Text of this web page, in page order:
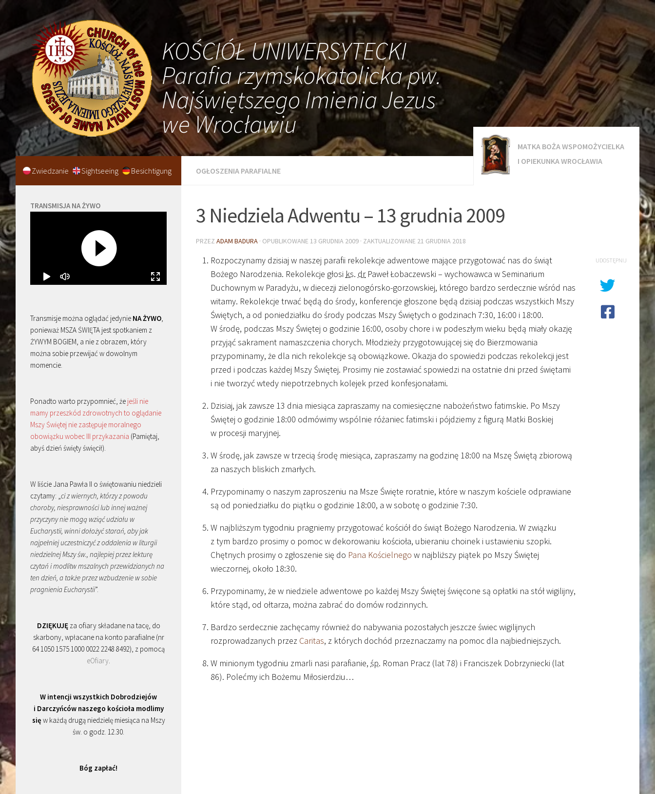
KOŚCIÓŁ UNIWERSYTECKI
Parafia rzymskokatolicka pw.
Najświętszego Imienia Jezus
we Wrocławiu
OGŁOSZENIA PARAFIALNE
MATKA BOŻA WSPOMOŻYCIELKA
I OPIEKUNKA WROCŁAWIA
3 Niedziela Adwentu – 13 grudnia 2009
PRZEZ ADAM BADURA · OPUBLIKOWANE 13 GRUDNIA 2009 · ZAKTUALIZOWANE 21 GRUDNIA 2018
Rozpoczynamy dzisiaj w naszej parafii rekolekcje adwentowe mające przygotować nas do świąt
Bożego Narodzenia. Rekolekcje głosi ks. drPaweł Łobaczewski – wychowawca w Seminarium
Duchownym w Paradyżu, w diecezji zielonogórsko-gorzowskiej, którego bardzo serdecznie wśród nas
witamy. Rekolekcje trwać będą do środy, konferencje głoszone będą dzisiaj podczas wszystkich Mszy
Świętych, a od poniedziałku do środy podczas Mszy Świętych o godzinach 7:30, 16:00 i 18:00.
W środę, podczas Mszy Świętej o godzinie 16:00, osoby chore i w podeszłym wieku będą miały okazję
przyjąć sakrament namaszczenia chorych. Młodzieży przygotowującej się do Bierzmowania
przypominamy, że dla nich rekolekcje są obowiązkowe. Okazja do spowiedzi podczas rekolekcji jest
przed i podczas każdej Mszy Świętej. Prosimy nie zostawiać spowiedzi na ostatnie dni przed świętami
i nie tworzyć wtedy niepotrzebnych kolejek przed konfesjonałami.
Dzisiaj, jak zawsze 13 dnia miesiąca zapraszamy na comiesięczne nabożeństwo fatimskie. Po Mszy
Świętej o godzinie 18:00 odmówimy wspólnie różaniec fatimski i pójdziemy z figurą Matki Boskiej
w procesji maryjnej.
W środę, jak zawsze w trzecią środę miesiąca, zapraszamy na godzinę 18:00 na Mszę Świętą zbiorową
za naszych bliskich zmarłych.
Przypominamy o naszym zaproszeniu na Msze Święte roratnie, które w naszym kościele odprawiane
są od poniedziałku do piątku o godzinie 18:00, a w sobotę o godzinie 7:30.
W najbliższym tygodniu pragniemy przygotować kościół do świąt Bożego Narodzenia. W związku
z tym bardzo prosimy o pomoc w dekorowaniu kościoła, ubieraniu choinek i ustawieniu szopki.
Chętnych prosimy o zgłoszenie się do Pana Kościelnego w najbliższy piątek po Mszy Świętej
wieczornej, około 18:30.
Przypominamy, że w niedziele adwentowe po każdej Mszy Świętej święcone są opłatki na stół wigilijny,
które stąd, od ołtarza, można zabrać do domów rodzinnych.
Bardzo serdecznie zachęcamy również do nabywania pozostałych jeszcze świec wigilijnych
rozprowadzanych przez Caritas, z których dochód przeznaczamy na pomoc dla najbiedniejszych.
W minionym tygodniu zmarli nasi parafianie, śp. Roman Pracz (lat 78) i Franciszek Dobrzyniecki (lat
86). Polećmy ich Bożemu Miłosierdziu…
UDOSTĘPNIJ
Zwiedzanie Sightseeing Besichtigung
TRANSMISJA NA ŻYWO
Transmisje można oglądać jedynie NA ŻYWO,
ponieważ MSZA ŚWIĘTA jest spotkaniem z
ŻYWYM BOGIEM, a nie z obrazem, który
można sobie przewijać w dowolnym
momencie.
Ponadto warto przypomnieć, że jeśli nie
mamy przeszkód zdrowotnych to oglądanie
Mszy Świętej nie zastępuje moralnego
obowiązku wobec III przykazania (Pamiętaj,
abyś dzień święty święcił).
W liście Jana Pawła II o świętowaniu niedzieli
czytamy: „ci z wiernych, którzy z powodu
choroby, niesprawności lub innej ważnej
przyczyny nie mogą wziąć udziału w
Eucharystii, winni dołożyć starań, aby jak
najpełniej uczestniczyć z oddalenia w liturgii
niedzielnej Mszy św., najlepiej przez lekturę
czytań i modlitw mszalnych przewidzianych na
ten dzień, a także przez wzbudzenie w sobie
pragnienia Eucharystii”.
DZIĘKUJĘza ofiary składane na tacę, do
skarbony, wpłacane na konto parafialne (nr
64 1050 1575 1000 0022 2248 8492), z pomocą
eOfiary.
W intencji wszystkich Dobrodziejów
i Darczyńców naszego kościoła modlimy
się w każdą drugą niedzielę miesiąca na Mszy
św. o godz. 12.30.
Bóg zapłać!